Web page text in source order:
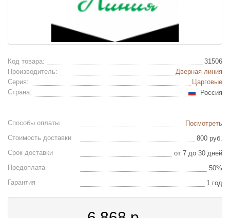
Код товара:
31506
Производитель:
Дверная линия
Серия:
Царговые
Страна:
Россия
Способы оплаты
Посмотреть
Стоимость доставки
800 руб.
Срок доставки
от 7 до 30 дней
Предоплата
50%
Гарантия
1 год